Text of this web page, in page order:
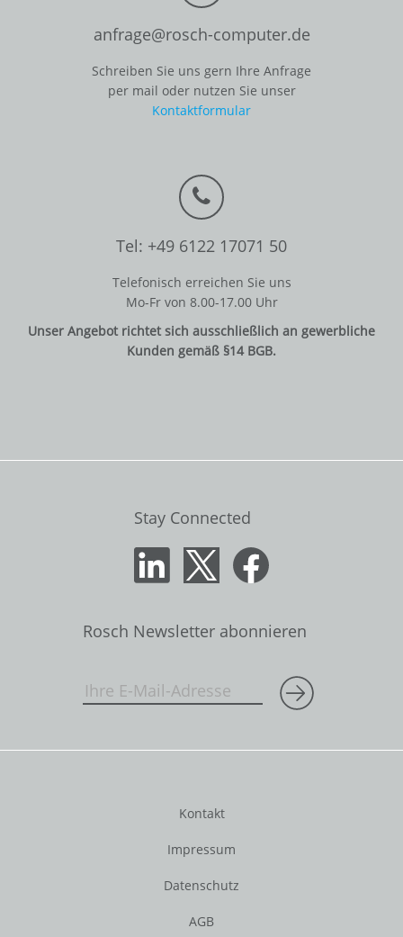
anfrage@rosch-computer.de
Schreiben Sie uns gern Ihre Anfrage
per mail oder nutzen Sie unser
Kontaktformular
Tel: +49 6122 17071 50
Telefonisch erreichen Sie uns
Mo-Fr von 8.00-17.00 Uhr
Unser Angebot richtet sich ausschließlich an gewerbliche
Kunden gemäß §14 BGB.
Stay Connected
Rosch Newsletter abonnieren
Kontakt
Impressum
Datenschutz
AGB